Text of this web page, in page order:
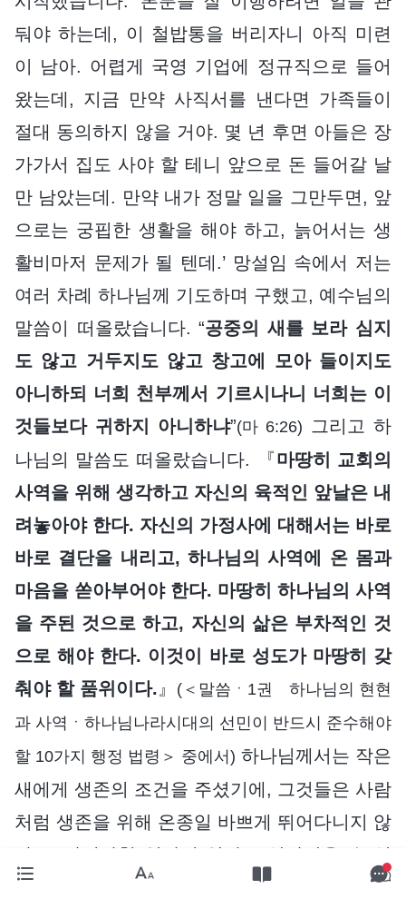
둬야 하는데, 이 철밥통을 버리자니 아직 미련
이 남아. 어렵게 국영 기업에 정규직으로 들어
왔는데, 지금 만약 사직서를 낸다면 가족들이
절대 동의하지 않을 거야. 몇 년 후면 아들은 장
가가서 집도 사야 할 테니 앞으로 돈 들어갈 날
만 남았는데. 만약 내가 정말 일을 그만두면, 앞
으로는 궁핍한 생활을 해야 하고, 늙어서는 생
활비마저 문제가 될 텐데.’ 망설임 속에서 저는
여러 차례 하나님께 기도하며 구했고, 예수님의
말씀이 떠올랐습니다. “공중의 새를 보라 심지
도 않고 거두지도 않고 창고에 모아 들이지도
아니하되 너희 천부께서 기르시나니 너희는 이
것들보다 귀하지 아니하냐”(마 6:26) 그리고 하
나님의 말씀도 떠올랐습니다. 『마땅히 교회의
사역을 위해 생각하고 자신의 육적인 앞날은 내
려놓아야 한다. 자신의 가정사에 대해서는 바로
바로 결단을 내리고, 하나님의 사역에 온 몸과
마음을 쏟아부어야 한다. 마땅히 하나님의 사역
을 주된 것으로 하고, 자신의 삶은 부차적인 것
으로 해야 한다. 이것이 바로 성도가 마땅히 갖
춰야 할 품위이다. 』
(＜말씀ㆍ1권 하나님의 현현
과 사역ㆍ하나님나라시대의 선민이 반드시 준수해야
할 10가지 행정 법령＞ 중에서) 하나님께서는 작은
새에게 생존의 조건을 주셨기에, 그것들은 사람
처럼 생존을 위해 온종일 바쁘게 뛰어다니지 않
아도, 사시사철 일하지 않아도 살아남을 수 있
습니다. 제 자신을 생각해보니, 아들이 결혼할